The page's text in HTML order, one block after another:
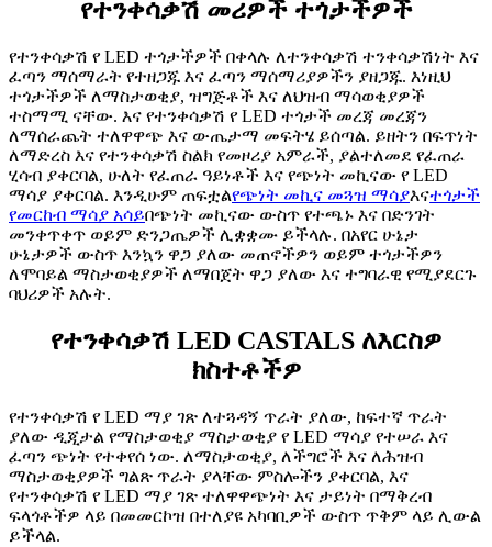
የተንቀሳቃሽ መሪዎች ተጎታችዎች
የተንቀሳቃሽ የ LED ተጎታችዎች በቀላሉ ለተንቀሳቃሽ ተንቀሳቃሽነት እና
ፈጣን ማሰማራት የተዘጋጁ እና ፈጣን ማሰማሪያዎችን ያዘጋጁ. እነዚህ
ተጎታችዎች ለማስታወቂያ, ዝግጅቶች እና ለህዝብ ማሳወቂያዎች
ተስማሚ ናቸው. እና የተንቀሳቃሽ የ LED ተጎታች መረጃ መረጃን
ለማሰራጨት ተለዋዋጭ እና ውጤታማ መፍትሄ ይሰጣል. ይዘትን በፍጥነት
ለማድረስ እና የተንቀሳቃሽ ስልክ የመዞሪያ አምራች, ያልተለመደ የፈጠራ
ሂሳብ ያቀርባል, ሁለት የፈጠራ ዓይነቶች እና የጭነት መኪናው የ LED
ማሳያ ያቀርባል. እንዲሁም ጠፍቷልየጭነት መኪና መጓዝ ማሳያእናተጎታች
የመርከብ ማሳያ አሳይበጭነት መኪናው ውስጥ የተጫኑ እና በድንገት
መንቀጥቀጥ ወይም ድንጋጤዎች ሊቋቋሙ ይችላሉ. በአየር ሁኔታ
ሁኔታዎች ውስጥ እንኳን ዋጋ ያለው መጠኖችዎን ወይም ተጎታችዎን
ለሞባይል ማስታወቂያዎች ለማበጀት ዋጋ ያለው እና ተግባራዊ የሚያደርጉ
ባህሪዎች አሉት.
የተንቀሳቃሽ LED CASTALS ለእርስዎ
ክስተቶችዎ
የተንቀሳቃሽ የ LED ማያ ገጽ ለተጓዳኝ ጥራት ያለው, ከፍተኛ ጥራት
ያለው ዲጂታል የማስታወቂያ ማስታወቂያ የ LED ማሳያ የተሠራ እና
ፈጣን ጭነት የተቀየሰ ነው. ለማስታወቂያ, ለችግሮች እና ለሕዝብ
ማስታወቂያዎች ግልጽ ጥራት ያላቸው ምስሎችን ያቀርባል, እና
የተንቀሳቃሽ የ LED ማያ ገጽ ተለዋዋጭነት እና ታይነት በማቅረብ
ፍላጎቶችዎ ላይ በመመርኮዝ በተለያዩ አካባቢዎች ውስጥ ጥቅም ላይ ሊውል
ይችላል.